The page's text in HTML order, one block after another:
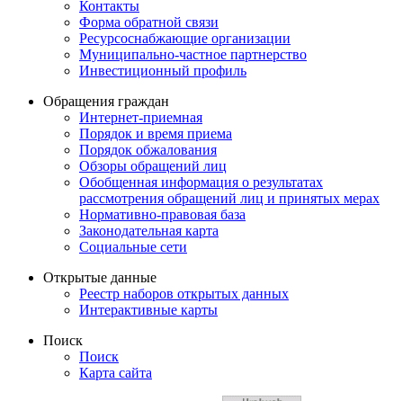
Контакты
Форма обратной связи
Ресурсоснабжающие организации
Муниципально-частное партнерство
Инвестиционный профиль
Обращения граждан
Интернет-приемная
Порядок и время приема
Порядок обжалования
Обзоры обращений лиц
Обобщенная информация о результатах
рассмотрения обращений лиц и принятых мерах
Нормативно-правовая база
Законодательная карта
Социальные сети
Открытые данные
Реестр наборов открытых данных
Интерактивные карты
Поиск
Поиск
Карта сайта